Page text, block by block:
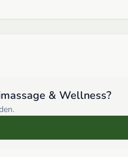
& Wellness?